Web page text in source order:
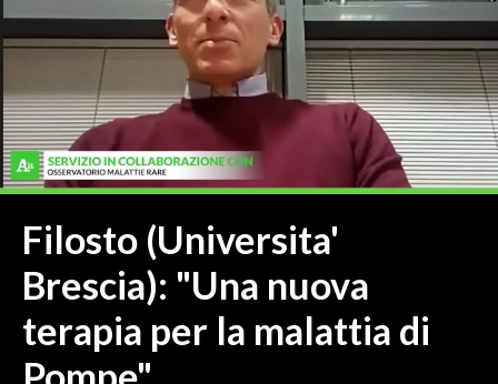
ORISTANO E PROVINCIA
SASSARI E PROVINCIA
GALLURA
NUORO E PROVINCIA
OGLIASTRA
ITALIA
MONDO
Filosto (Universita'
Brescia): "Una nuova
terapia per la malattia di